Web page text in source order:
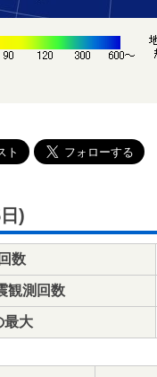
)
数
観測回数
最大